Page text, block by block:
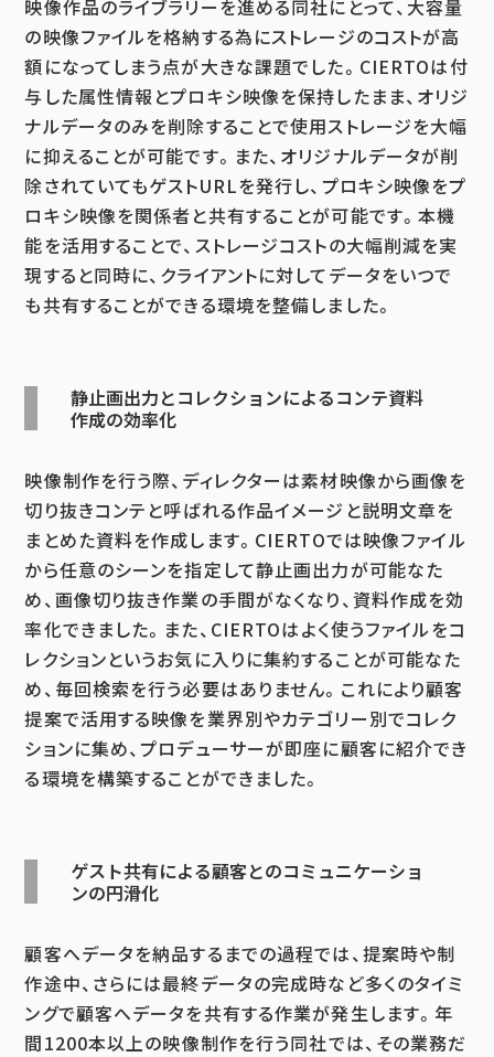
映像作品のライブラリーを進める同社にとって、大容量
の映像ファイルを格納する為にストレージのコストが高
額になってしまう点が大きな課題でした。CIERTOは付
与した属性情報とプロキシ映像を保持したまま、オリジ
ナルデータのみを削除することで使用ストレージを大幅
に抑えることが可能です。また、オリジナルデータが削
除されていてもゲストURLを発行し、プロキシ映像をプ
ロキシ映像を関係者と共有することが可能です。本機
能を活用することで、ストレージコストの大幅削減を実
現すると同時に、クライアントに対してデータをいつで
も共有することができる環境を整備しました。
静止画出力とコレクションによるコンテ資料
作成の効率化
映像制作を行う際、ディレクターは素材映像から画像を
切り抜きコンテと呼ばれる作品イメージと説明文章を
まとめた資料を作成します。CIERTOでは映像ファイル
から任意のシーンを指定して静止画出力が可能なた
め、画像切り抜き作業の手間がなくなり、資料作成を効
率化できました。また、CIERTOはよく使うファイルをコ
レクションというお気に入りに集約することが可能なた
め、毎回検索を行う必要はありません。これにより顧客
提案で活用する映像を業界別やカテゴリー別でコレク
ションに集め、プロデューサーが即座に顧客に紹介でき
る環境を構築することができました。
ゲスト共有による顧客とのコミュニケーショ
ンの円滑化
顧客へデータを納品するまでの過程では、提案時や制
作途中、さらには最終データの完成時など多くのタイミ
ングで顧客へデータを共有する作業が発生します。年
間1200本以上の映像制作を行う同社では、その業務だ